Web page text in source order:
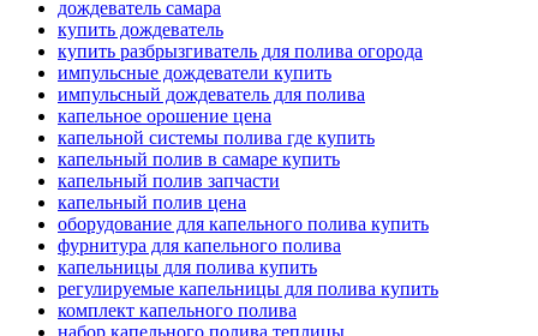
дождеватель самара
купить дождеватель
купить разбрызгиватель для полива огорода
импульсные дождеватели купить
импульсный дождеватель для полива
капельное орошение цена
капельной системы полива где купить
капельный полив в самаре купить
капельный полив запчасти
капельный полив цена
оборудование для капельного полива купить
фурнитура для капельного полива
капельницы для полива купить
регулируемые капельницы для полива купить
комплект капельного полива
набор капельного полива теплицы